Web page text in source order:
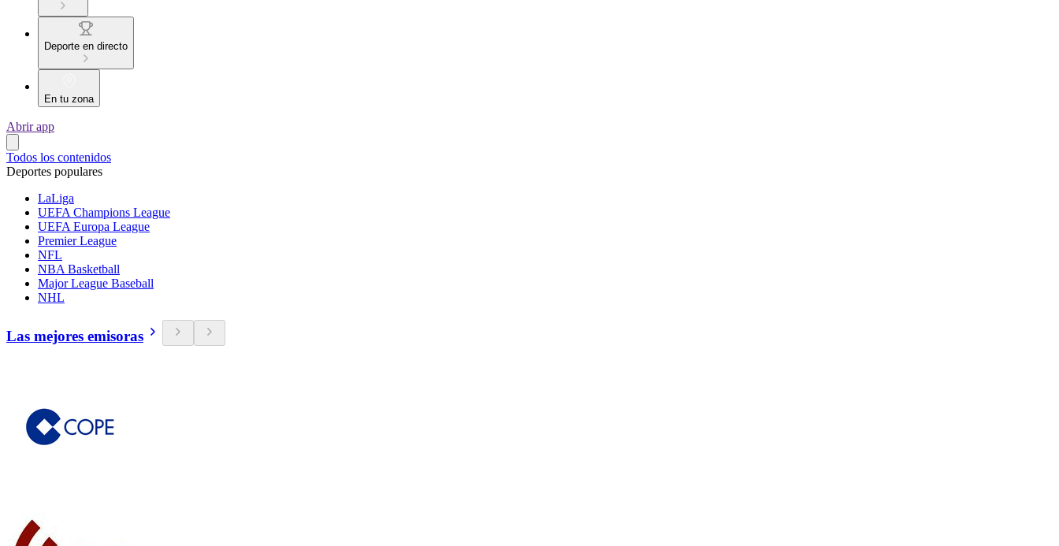
Deporte en directo
En tu zona
Abrir app
Todos los contenidos
Deportes populares
LaLiga
UEFA Champions League
UEFA Europa League
Premier League
NFL
NBA Basketball
Major League Baseball
NHL
Las mejores emisoras